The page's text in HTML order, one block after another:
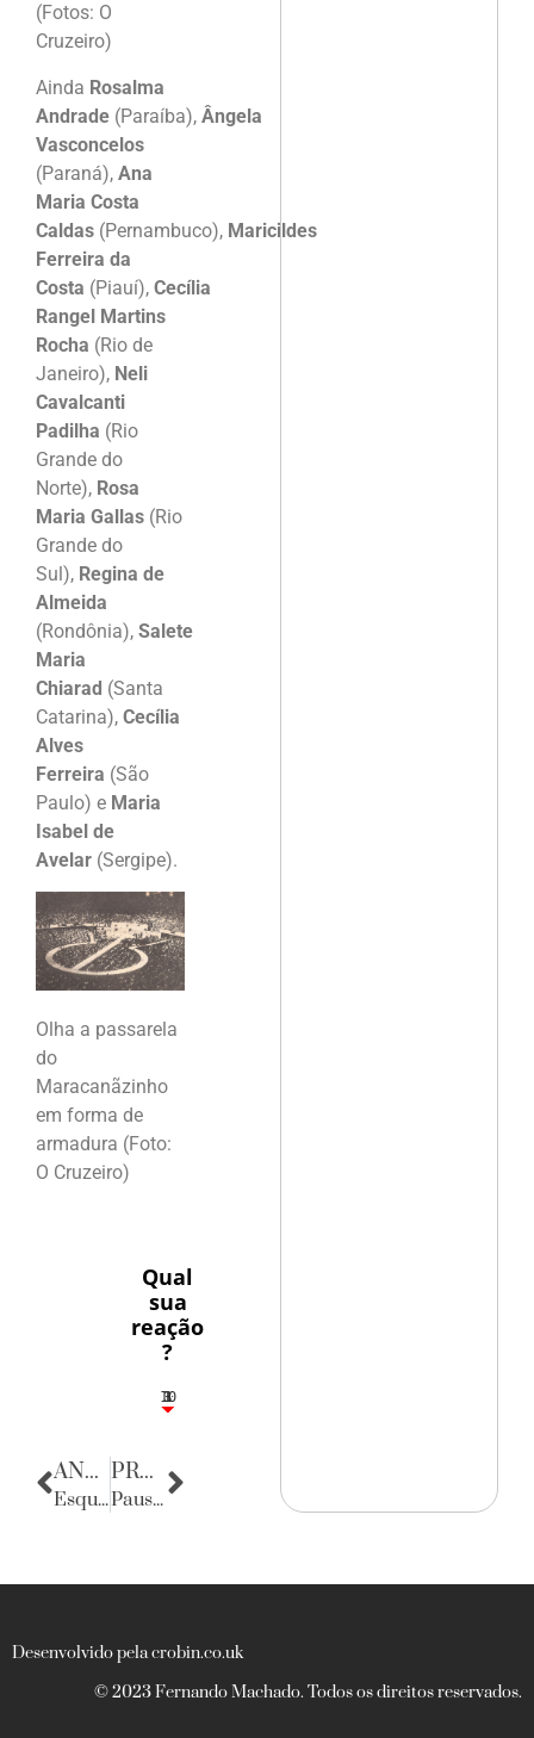
(Fotos: O
Cruzeiro)
Ainda Rosalma
Andrade (Paraíba), Ângela
Vasconcelos
(Paraná), Ana
Maria Costa
Caldas (Pernambuco), Maricildes
Ferreira da
Costa (Piauí), Cecília
Rangel Martins
Rocha (Rio de
Janeiro), Neli
Cavalcanti
Padilha (Rio
Grande do
Norte), Rosa
Maria Gallas (Rio
Grande do
Sul), Regina de
Almeida
(Rondônia), Salete
Maria
Chiarad (Santa
Catarina), Cecília
Alves
Ferreira (São
Paulo) e Maria
Isabel de
Avelar (Sergipe).
Olha a passarela
do
Maracanãzinho
em forma de
armadura (Foto:
O Cruzeiro)
Qual
sua
reação
?
3
1
1
3
10
ANTERIOR
Esquinas do Mundo
PRÓXIMA
Pausa poética
Desenvolvido pela crobin.co.uk
© 2023 Fernando Machado. Todos os direitos reservados.